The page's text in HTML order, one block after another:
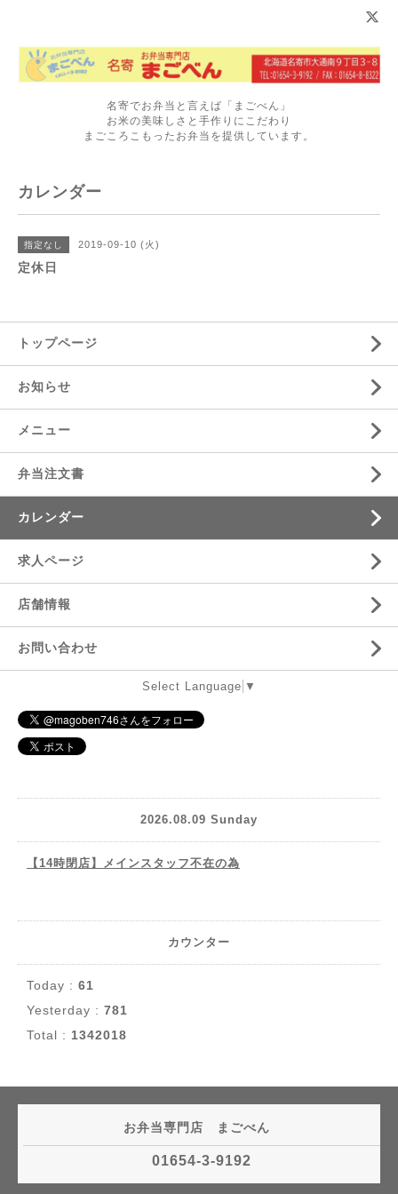
名寄でお弁当と言えば「まごべん」
お米の美味しさと手作りにこだわり
まごころこもったお弁当を提供しています。
カレンダー
指定なし 2019-09-10 (火)
定休日
トップページ
お知らせ
メニュー
弁当注文書
カレンダー
求人ページ
店舗情報
お問い合わせ
Select Language ▼
2026.08.09 Sunday
【14時閉店】メインスタッフ不在の為
カウンター
Today : 61
Yesterday : 781
Total : 1342018
お弁当専門店 まごべん
01654-3-9192